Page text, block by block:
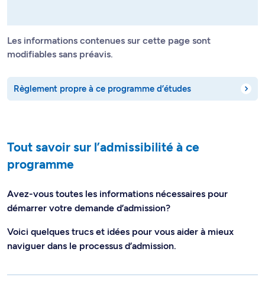
Les informations contenues sur cette page sont
modifiables sans préavis.
Règlement propre à ce programme d’études
Tout savoir sur l’admissibilité à ce
programme
Avez-vous toutes les informations nécessaires pour
démarrer votre demande d’admission?
Voici quelques trucs et idées pour vous aider à mieux
naviguer dans le processus d’admission.